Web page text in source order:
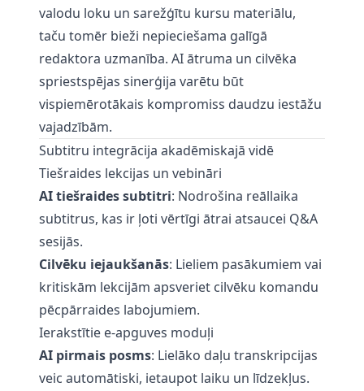
valodu loku un sarežģītu kursu materiālu,
taču tomēr bieži nepieciešama galīgā
redaktora uzmanība. AI ātruma un cilvēka
spriestspējas sinerģija varētu būt
vispiemērotākais kompromiss daudzu iestāžu
vajadzībām.
Subtitru integrācija akadēmiskajā vidē
Tiešraides lekcijas un vebināri
AI tiešraides subtitri: Nodrošina reāllaika
subtitrus, kas ir ļoti vērtīgi ātrai atsaucei Q&A
sesijās.
Cilvēku iejaukšanās: Lieliem pasākumiem vai
kritiskām lekcijām apsveriet cilvēku komandu
pēcpārraides labojumiem.
Ierakstītie e-apguves moduļi
AI pirmais posms: Lielāko daļu transkripcijas
veic automātiski, ietaupot laiku un līdzekļus.